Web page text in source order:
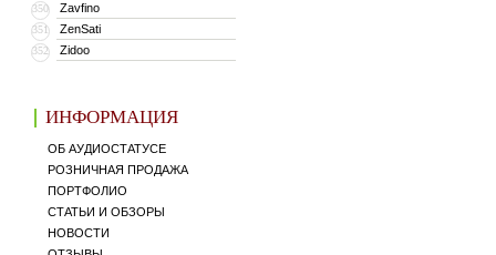
350 Zavfino
351 ZenSati
352 Zidoo
ИНФОРМАЦИЯ
ОБ АУДИОСТАТУСЕ
РОЗНИЧНАЯ ПРОДАЖА
ПОРТФОЛИО
СТАТЬИ И ОБЗОРЫ
НОВОСТИ